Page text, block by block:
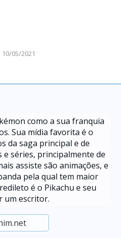
10/05/2021
como a sua franquia
Sua mídia favorita é o
da saga principal e de
e séries, principalmente de
assiste são animações, e
pela qual tem maior
é o Pikachu e seu
um escritor.